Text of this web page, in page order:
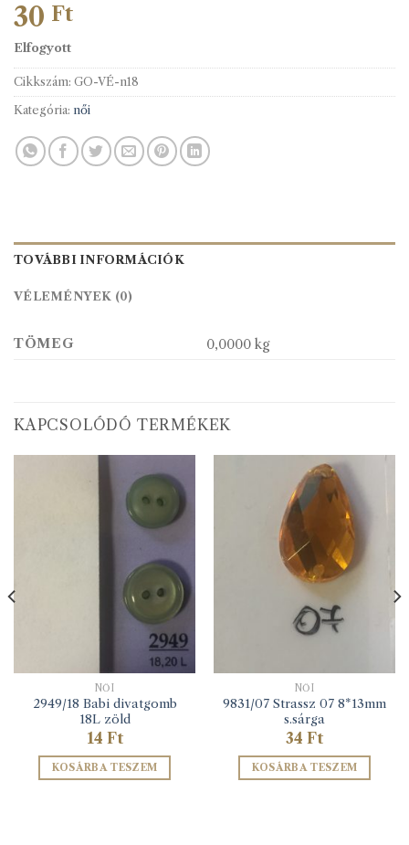
30 Ft
Elfogyott
Cikkszám: GO-VÉ-n18
Kategória: női
TOVÁBBI INFORMÁCIÓK
VÉLEMÉNYEK (0)
TÖMEG 0,0000 kg
KAPCSOLÓDÓ TERMÉKEK
NŐI
2949/18 Babi divatgomb
18L zöld
14 Ft
KOSÁRBA TESZEM
NŐI
9831/07 Strassz 07 8*13mm
s.sárga
34 Ft
KOSÁRBA TESZEM